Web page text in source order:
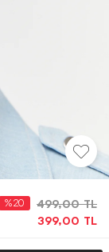
499,00TL
399,00 TL
%20